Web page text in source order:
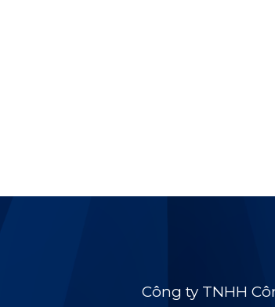
Công ty TNHH